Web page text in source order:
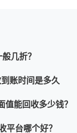
几折？
账时间是多久
值能回收多少钱？
平台哪个好？